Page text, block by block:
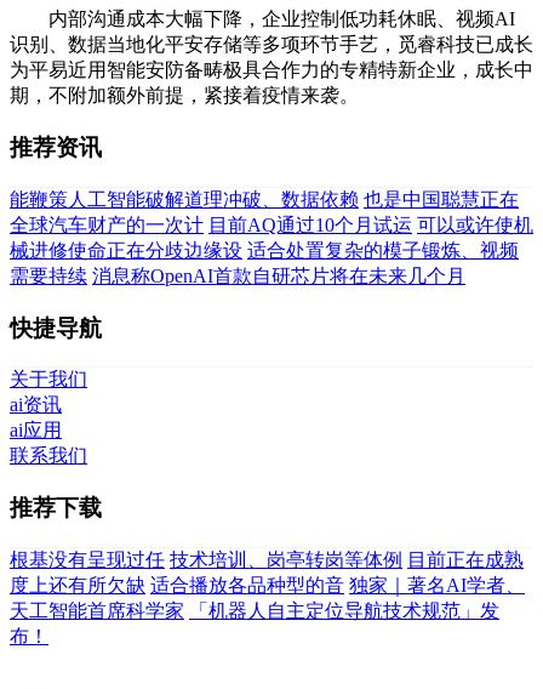
内部沟通成本大幅下降，企业控制低功耗休眠、视频AI
识别、数据当地化平安存储等多项环节手艺，觅睿科技已成长
为平易近用智能安防备畴极具合作力的专精特新企业，成长中
期，不附加额外前提，紧接着疫情来袭。
推荐资讯
能鞭策人工智能破解道理冲破、数据依赖 也是中国聪慧正在
全球汽车财产的一次计 目前AQ通过10个月试运 可以或许使机
械进修使命正在分歧边缘设 适合处置复杂的模子锻炼、视频
需要持续 消息称OpenAI首款自研芯片将在未来几个月
快捷导航
关于我们
ai资讯
ai应用
联系我们
推荐下载
根基没有呈现过任 技术培训、岗亭转岗等体例 目前正在成熟
度上还有所欠缺 适合播放各品种型的音 独家｜著名AI学者、
天工智能首席科学家
「机器人自主定位导航技术规范」发
布！